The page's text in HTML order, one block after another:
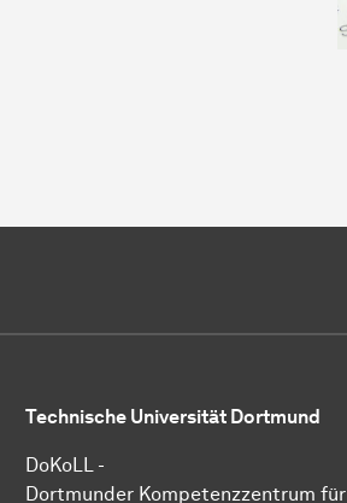
Technische Universität Dortmund
DoKoLL -
Dortmunder Kompetenzzentrum für